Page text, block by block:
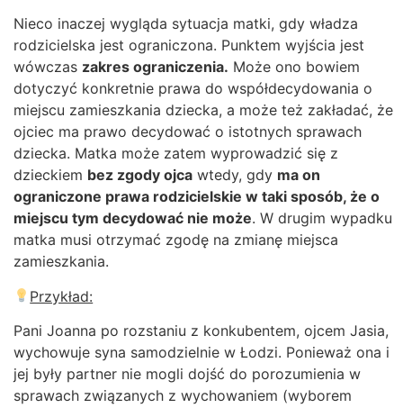
Nieco inaczej wygląda sytuacja matki, gdy władza
rodzicielska jest ograniczona. Punktem wyjścia jest
wówczas zakres ograniczenia. Może ono bowiem
dotyczyć konkretnie prawa do współdecydowania o
miejscu zamieszkania dziecka, a może też zakładać, że
ojciec ma prawo decydować o istotnych sprawach
dziecka. Matka może zatem wyprowadzić się z
dzieckiem bez zgody ojca wtedy, gdy ma on
ograniczone prawa rodzicielskie w taki sposób, że o
miejscu tym decydować nie może. W drugim wypadku
matka musi otrzymać zgodę na zmianę miejsca
zamieszkania.
Przykład:
Pani Joanna po rozstaniu z konkubentem, ojcem Jasia,
wychowuje syna samodzielnie w Łodzi. Ponieważ ona i
jej były partner nie mogli dojść do porozumienia w
sprawach związanych z wychowaniem (wyborem